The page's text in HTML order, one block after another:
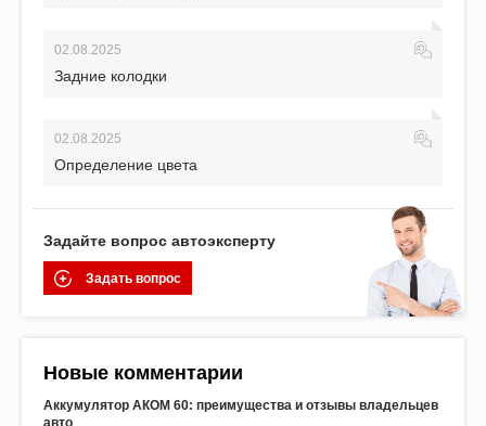
02.08.2025
Задние колодки
02.08.2025
Определение цвета
Задайте вопрос автоэксперту
Задать вопрос
Новые комментарии
Аккумулятор АКОМ 60: преимущества и отзывы владельцев
авто